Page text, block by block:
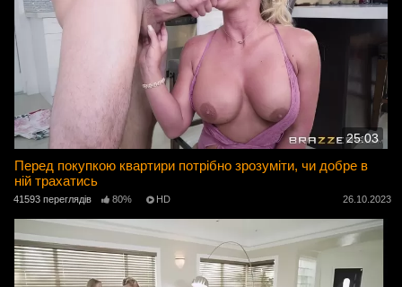
25:03
Перед покупкою квартири потрібно зрозуміти, чи добре в
ній трахатись
41593 переглядів 80% HD 26.10.2023